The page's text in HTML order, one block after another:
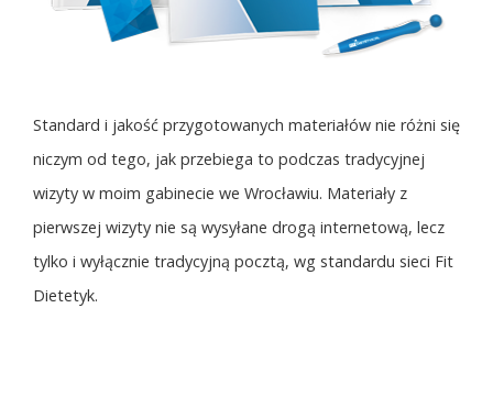
Standard i jakość przygotowanych materiałów nie różni się
niczym od tego, jak przebiega to podczas tradycyjnej
wizyty w moim gabinecie we Wrocławiu. Materiały z
pierwszej wizyty nie są wysyłane drogą internetową, lecz
tylko i wyłącznie tradycyjną pocztą, wg standardu sieci Fit
Dietetyk.